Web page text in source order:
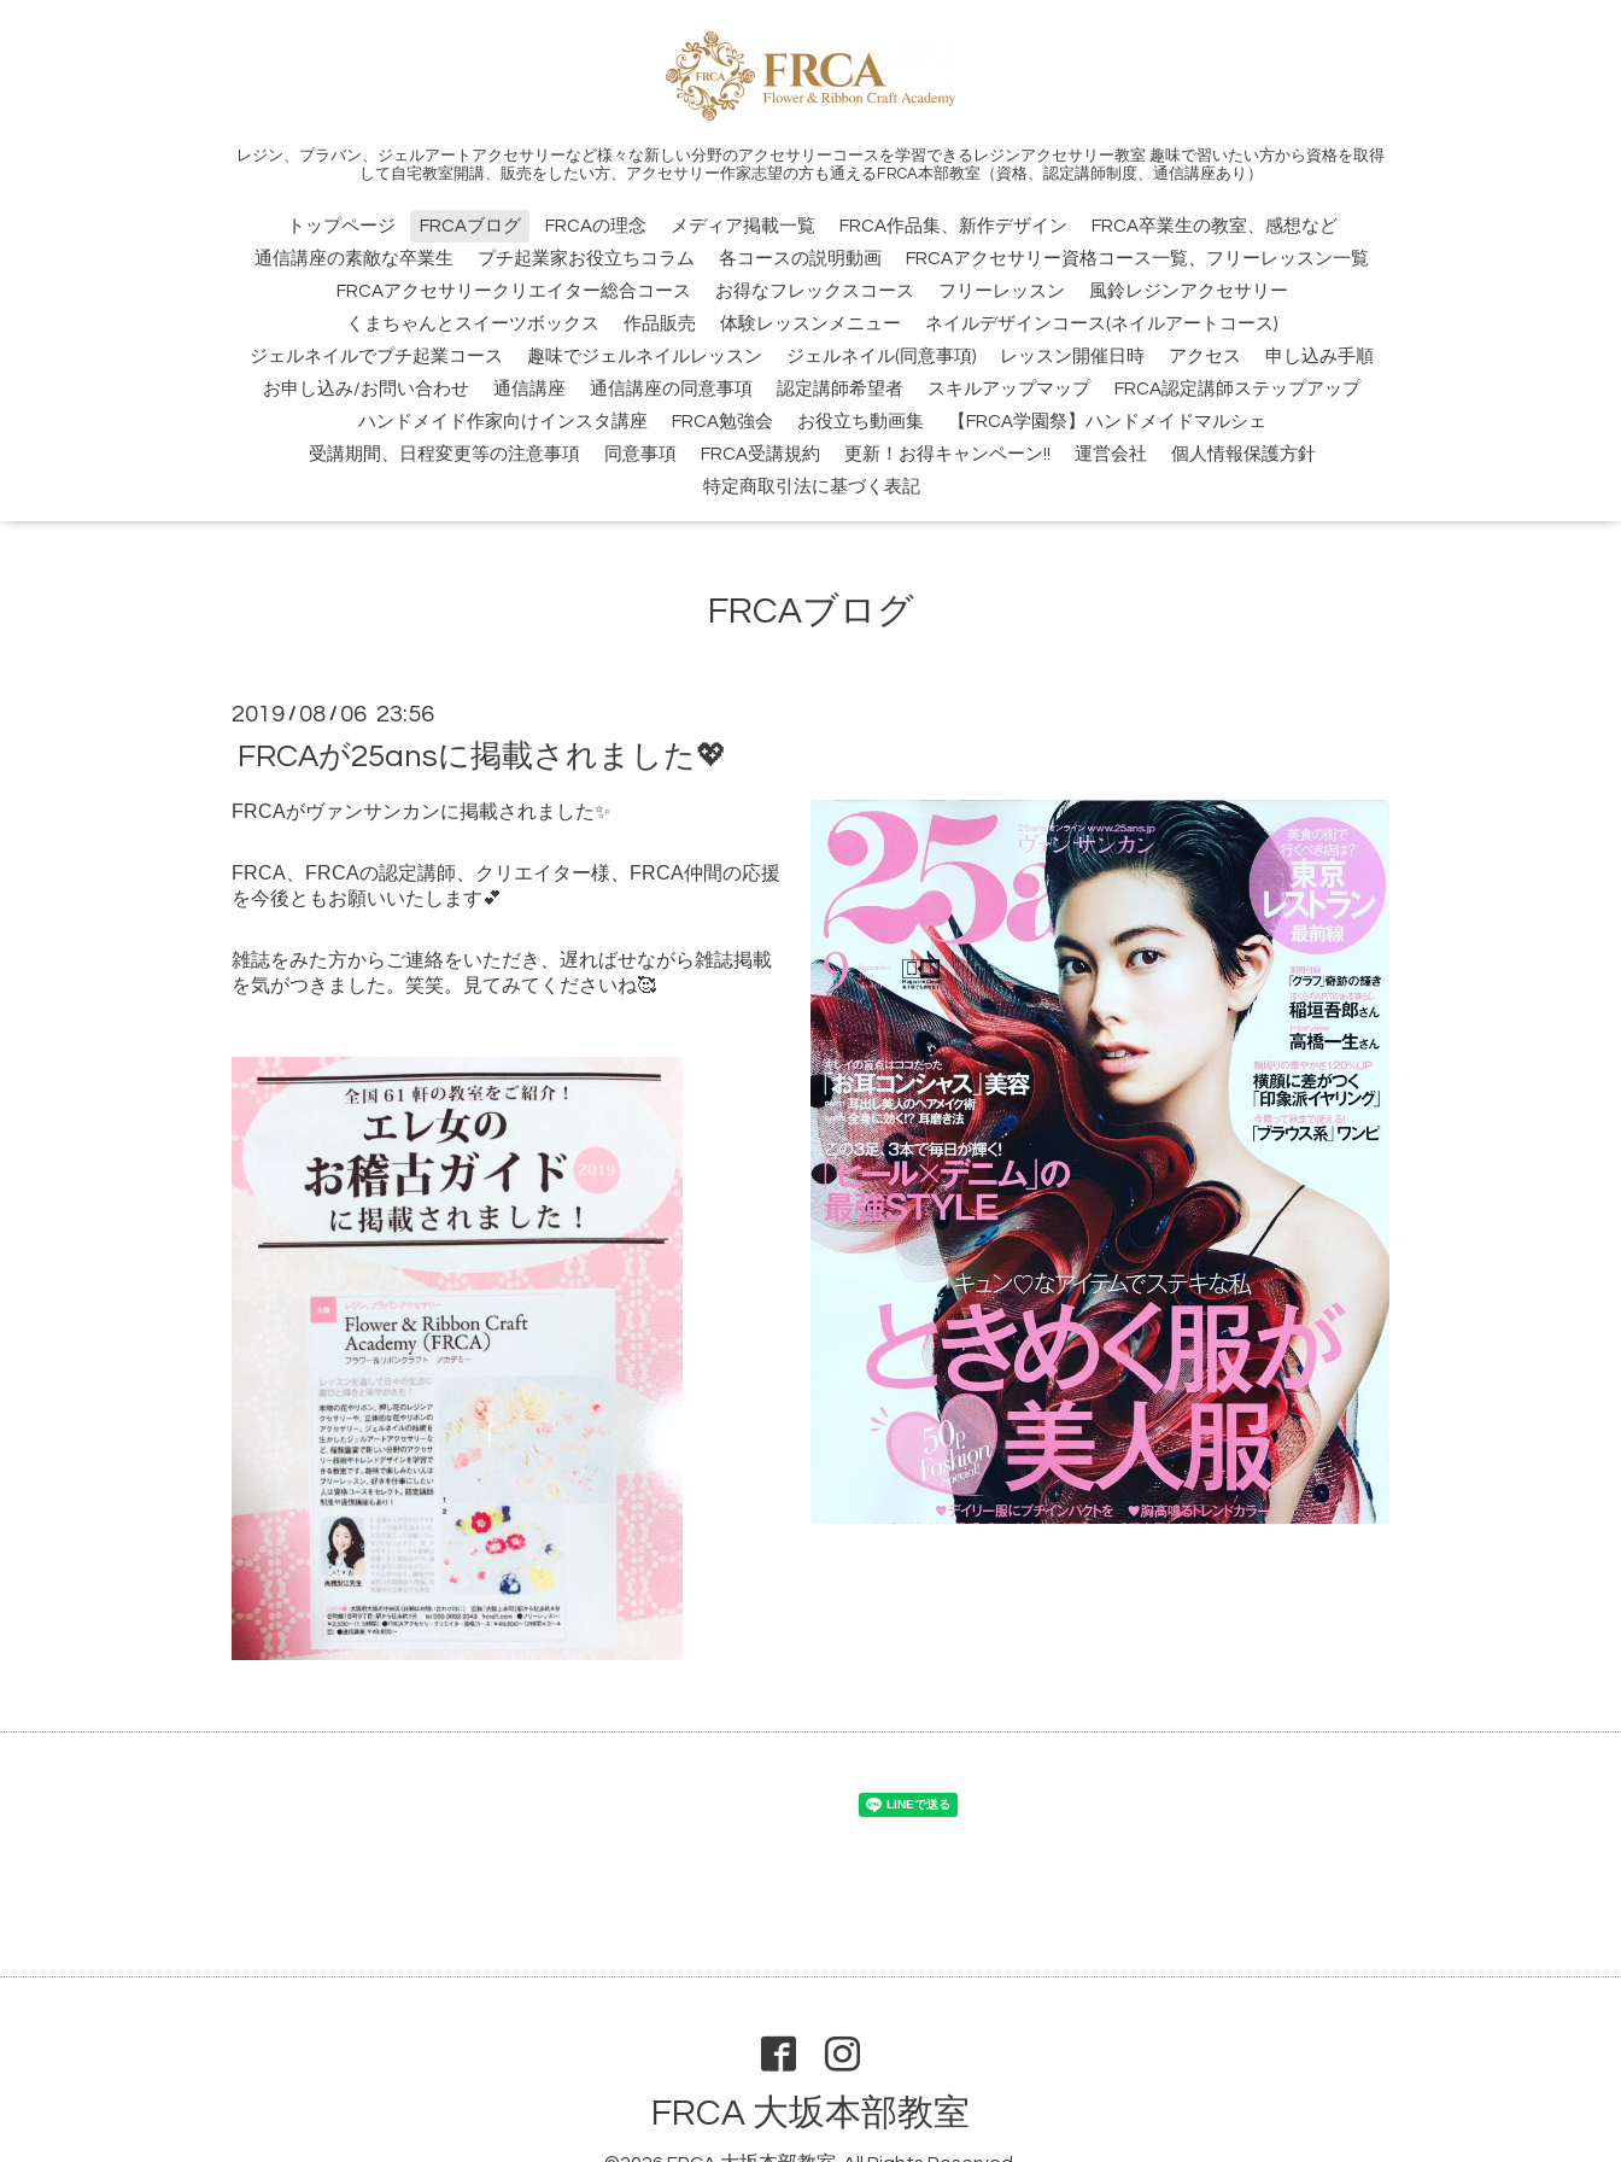
レジン、プラバン、ジェルアートアクセサリーなど様々な新しい分野のアクセサリーコースを学習できるレジンアクセサリー教室 趣味で習いたい方から資格を取得
して自宅教室開講、販売をしたい方、アクセサリー作家志望の方も通えるFRCA本部教室（資格、認定講師制度、通信講座あり）
トップページ FRCAブログ FRCAの理念 メディア掲載一覧 FRCA作品集、新作デザイン
FRCA卒業生の教室、感想など
通信講座の素敵な卒業生
プチ起業家お役立ちコラム 各コースの説明動画
FRCAアクセサリー資格コース一覧、フリーレッスン一覧
FRCAアクセサリークリエイター総合コース
お得なフレックスコース フリーレッスン
風鈴レジンアクセサリー
くまちゃんとスイーツボックス
作品販売 体験レッスンメニュー
ネイルデザインコース(ネイルアートコース)
ジェルネイルでプチ起業コース
趣味でジェルネイルレッスン ジェルネイル(同意事項) レッスン開催日時 アクセス
申し込み手順
お申し込み/お問い合わせ
通信講座 通信講座の同意事項 認定講師希望者 スキルアップマップ
FRCA認定講師ステップアップ
ハンドメイド作家向けインスタ講座
FRCA勉強会 お役立ち動画集
【FRCA学園祭】ハンドメイドマルシェ
受講期間、日程変更等の注意事項
同意事項 FRCA受講規約 更新！お得キャンペーン!! 運営会社
個人情報保護方針
特定商取引法に基づく表記
FRCAブログ
2019 / 08 / 06 23:56
FRCAが25ansに掲載されました💖
FRCAがヴァンサンカンに掲載されました✨
FRCA、FRCAの認定講師、クリエイター様、FRCA仲間の応援
を今後ともお願いいたします💕
雑誌をみた方からご連絡をいただき、遅ればせながら雑誌掲載
を気がつきました。笑笑。見てみてくださいね🥰
FRCA 大坂本部教室